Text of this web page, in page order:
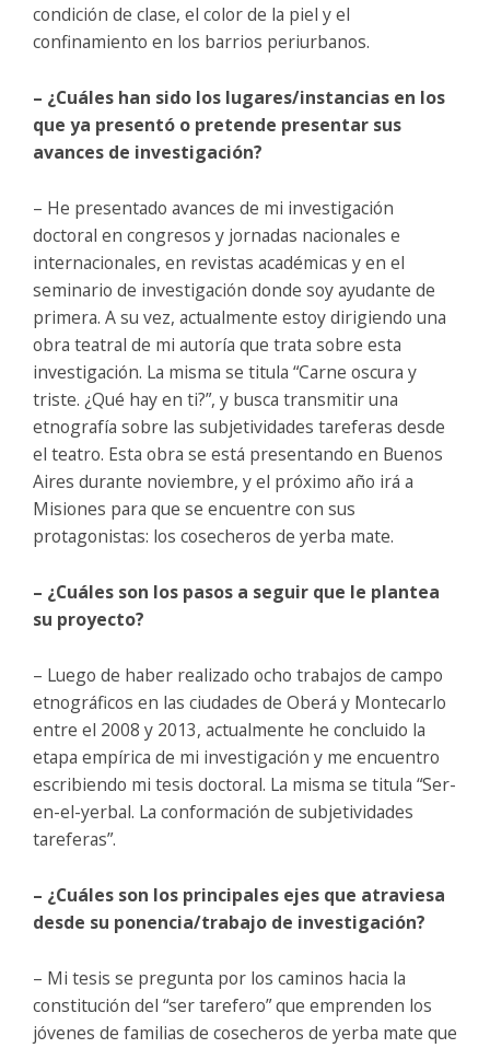
condición de clase, el color de la piel y el
confinamiento en los barrios periurbanos.
– ¿Cuáles han sido los lugares/instancias en los
que ya presentó o pretende presentar sus
avances de investigación?
– He presentado avances de mi investigación
doctoral en congresos y jornadas nacionales e
internacionales, en revistas académicas y en el
seminario de investigación donde soy ayudante de
primera. A su vez, actualmente estoy dirigiendo una
obra teatral de mi autoría que trata sobre esta
investigación. La misma se titula “Carne oscura y
triste. ¿Qué hay en ti?”, y busca transmitir una
etnografía sobre las subjetividades tareferas desde
el teatro. Esta obra se está presentando en Buenos
Aires durante noviembre, y el próximo año irá a
Misiones para que se encuentre con sus
protagonistas: los cosecheros de yerba mate.
– ¿Cuáles son los pasos a seguir que le plantea
su proyecto?
– Luego de haber realizado ocho trabajos de campo
etnográficos en las ciudades de Oberá y Montecarlo
entre el 2008 y 2013, actualmente he concluido la
etapa empírica de mi investigación y me encuentro
escribiendo mi tesis doctoral. La misma se titula “Ser-
en-el-yerbal. La conformación de subjetividades
tareferas”.
– ¿Cuáles son los principales ejes que atraviesa
desde su ponencia/trabajo de investigación?
– Mi tesis se pregunta por los caminos hacia la
constitución del “ser tarefero” que emprenden los
jóvenes de familias de cosecheros de yerba mate que